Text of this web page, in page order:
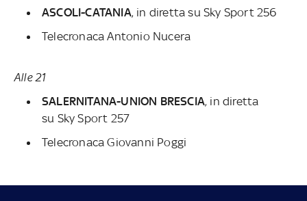
ASCOLI-CATANIA, in diretta suSky Sport 256
Telecronaca Antonio Nucera
Alle 21
SALERNITANA-UNION BRESCIA, in diretta
su Sky Sport 257
Telecronaca Giovanni Poggi